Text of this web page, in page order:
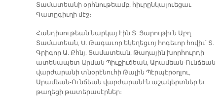
Տամատեանի օրհնութեամբ, հիւրընկալուեցաւ
Գատըգիւղի մէջ։
Հանդիսութեան նարկայ էին Տ. Յարութիւն Աբղ.
Տամատեան, Ս. Թագաւոր եկեղեցւոյ հոգեւոր հովիւ՝ Տ.
Գրիգոր Ա. Քհնյ. Տամատեան, Թաղային խորհուրդի
ատենապետ Արման Պիւքիւճեան, Արամեան-Ունճեան
վարժարանի տնօրէնուհի Թալին Պէրպէրօղլու,
Արամեան-Ունճեան վարժարանէն աշակերտներ եւ
թաղեցի թատերասէրներ։